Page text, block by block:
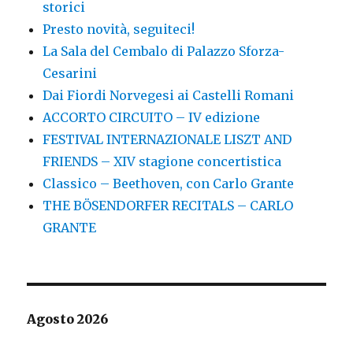
storici
Presto novità, seguiteci!
La Sala del Cembalo di Palazzo Sforza-
Cesarini
Dai Fiordi Norvegesi ai Castelli Romani
ACCORTO CIRCUITO – IV edizione
FESTIVAL INTERNAZIONALE LISZT AND
FRIENDS – XIV stagione concertistica
Classico – Beethoven, con Carlo Grante
THE BÖSENDORFER RECITALS – CARLO
GRANTE
Agosto 2026